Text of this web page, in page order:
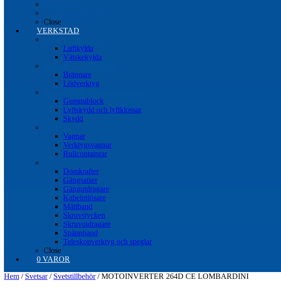
Close
VERKSTAD
Luftkylda
Vätskekylda
Brännare
Lödverktyg
Gummiblock
Lyftskydd och lyftklossar
Skydd
Vagnar
Verktygsvagnar
Rullcontainrar
Domkrafter
Gängsatser
Gängutdragare
Kabelutlösare
Måttband
Skruvstycken
Skruvutdragare
Spännband
Teleskopverktyg och speglar
Close
0 VAROR
Hem / Svetsar/ Svetstillbehör/ MOTOINVERTER 264D CE LOMBARDINI